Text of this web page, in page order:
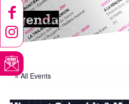
Agenda
« All Events